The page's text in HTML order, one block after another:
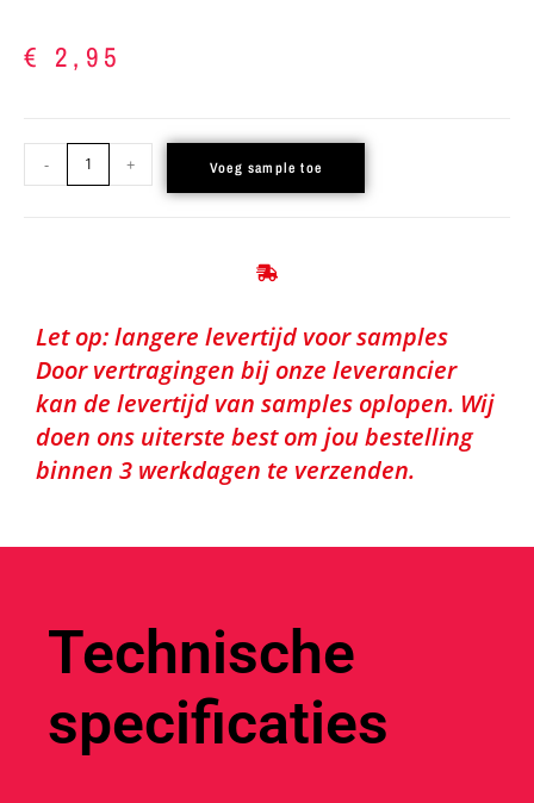
€ 2,95
- + Voeg sample toe
Let op: langere levertijd voor samples
Door vertragingen bij onze leverancier
kan de levertijd van samples oplopen. Wij
doen ons uiterste best om jou bestelling
binnen 3 werkdagen te verzenden.
Technische
specificaties